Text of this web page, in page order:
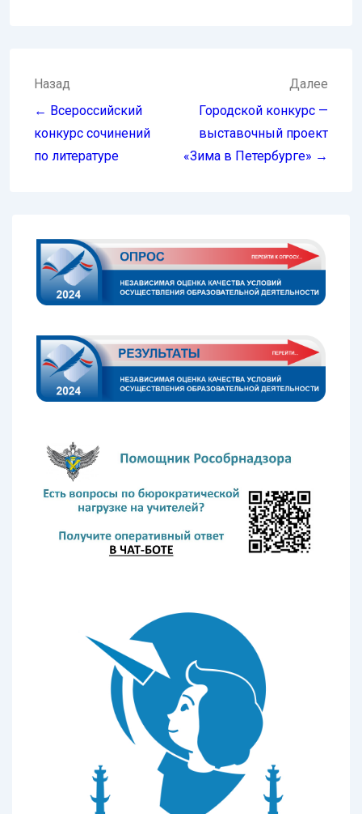
Навигация
по
записям
Назад
← Всероссийский
конкурс сочинений
по литературе
Далее
Городской конкурс —
выставочный проект
«Зима в Петербурге» →